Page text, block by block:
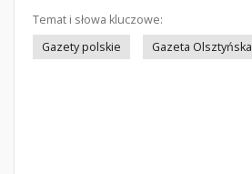
Temat i słowa kluczowe:
Gazety polskie
Gazeta Olsztyńska